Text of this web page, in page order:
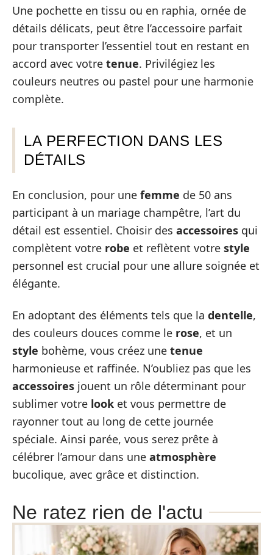
Une pochette en tissu ou en raphia, ornée de
détails délicats, peut être l’accessoire parfait
pour transporter l’essentiel tout en restant en
accord avec votre tenue. Privilégiez les
couleurs neutres ou pastel pour une harmonie
complète.
LA PERFECTION DANS LES
DÉTAILS
En conclusion, pour une femme de 50 ans
participant à un mariage champêtre, l’art du
détail est essentiel. Choisir des accessoires qui
complètent votre robe et reflètent votre style
personnel est crucial pour une allure soignée et
élégante.
En adoptant des éléments tels que la dentelle,
des couleurs douces comme le rose, et un
style bohème, vous créez une tenue
harmonieuse et raffinée. N’oubliez pas que les
accessoires jouent un rôle déterminant pour
sublimer votre look et vous permettre de
rayonner tout au long de cette journée
spéciale. Ainsi parée, vous serez prête à
célébrer l’amour dans une atmosphère
bucolique, avec grâce et distinction.
Ne ratez rien de l'actu